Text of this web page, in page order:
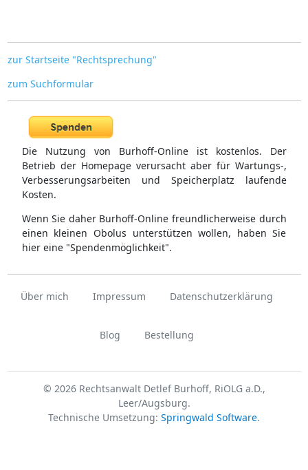
zur Startseite "Rechtsprechung"
zum Suchformular
Die Nutzung von Burhoff-Online ist kostenlos. Der
Betrieb der Homepage verursacht aber für Wartungs-,
Verbesserungsarbeiten und Speicherplatz laufende
Kosten.
Wenn Sie daher Burhoff-Online freundlicherweise durch
einen kleinen Obolus unterstützen wollen, haben Sie
hier eine "Spendenmöglichkeit".
Über mich Impressum Datenschutzerklärung
Blog Bestellung
© 2026 Rechtsanwalt Detlef Burhoff, RiOLG a.D.,
Leer/Augsburg.
Technische Umsetzung: Springwald Software.